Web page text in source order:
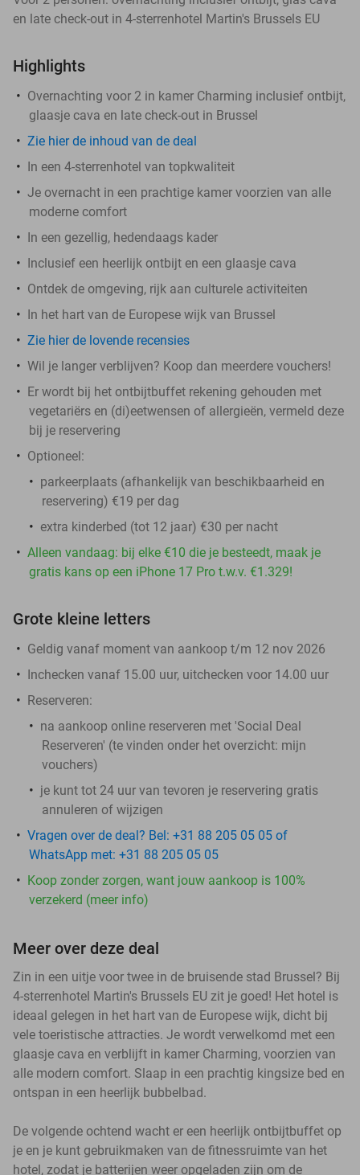
en late check-out in 4-sterrenhotel Martin's Brussels EU
Highlights
Overnachting voor 2 in kamer Charming inclusief ontbijt,
glaasje cava en late check-out in Brussel
Zie hier de inhoud van de deal
In een 4-sterrenhotel van topkwaliteit
Je overnacht in een prachtige kamer voorzien van alle
moderne comfort
In een gezellig, hedendaags kader
Inclusief een heerlijk ontbijt en een glaasje cava
Ontdek de omgeving, rijk aan culturele activiteiten
In het hart van de Europese wijk van Brussel
Zie hier de lovende recensies
Wil je langer verblijven? Koop dan meerdere vouchers!
Er wordt bij het ontbijtbuffet rekening gehouden met
vegetariërs en (di)eetwensen of allergieën, vermeld deze
bij je reservering
Optioneel:
parkeerplaats (afhankelijk van beschikbaarheid en
reservering) €19 per dag
extra kinderbed (tot 12 jaar) €30 per nacht
Alleen vandaag: bij elke €10 die je besteedt, maak je
gratis kans op een iPhone 17 Pro t.w.v. €1.329!
Grote kleine letters
Geldig vanaf moment van aankoop t/m 12 nov 2026
Inchecken vanaf 15.00 uur, uitchecken voor 14.00 uur
Reserveren:
na aankoop online reserveren met 'Social Deal
Reserveren' (te vinden onder het overzicht: mijn
vouchers)
je kunt tot 24 uur van tevoren je reservering gratis
annuleren of wijzigen
Vragen over de deal? Bel: +31 88 205 05 05 of
WhatsApp met: +31 88 205 05 05
Koop zonder zorgen, want jouw aankoop is 100%
verzekerd (meer info)
Meer over deze deal
Zin in een uitje voor twee in de bruisende stad Brussel? Bij
4-sterrenhotel Martin's Brussels EU zit je goed! Het hotel is
ideaal gelegen in het hart van de Europese wijk, dicht bij
vele toeristische attracties. Je wordt verwelkomd met een
glaasje cava en verblijft in kamer Charming, voorzien van
alle modern comfort. Slaap in een prachtig kingsize bed en
ontspan in een heerlijk bubbelbad.
De volgende ochtend wacht er een heerlijk ontbijtbuffet op
je en je kunt gebruikmaken van de fitnessruimte van het
hotel, zodat je batterijen weer opgeladen zijn om de